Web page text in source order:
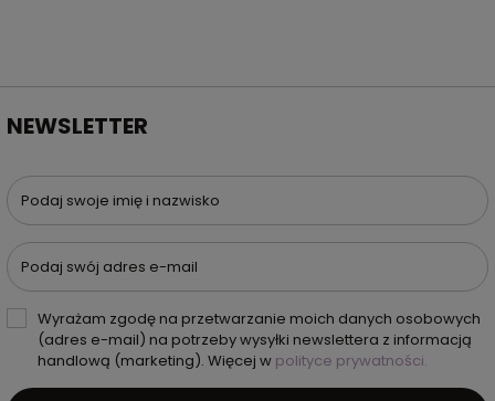
NEWSLETTER
Podaj swoje imię i nazwisko
Podaj swój adres e-mail
Wyrażam zgodę na przetwarzanie moich danych osobowych
(adres e-mail) na potrzeby wysyłki newslettera z informacją
handlową (marketing). Więcej w polityce prywatności.